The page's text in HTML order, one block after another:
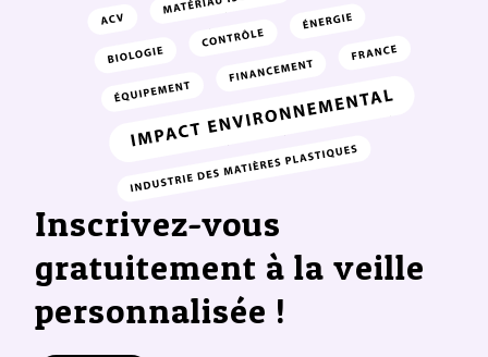
Inscrivez-vous
gratuitement à la veille
personnalisée !